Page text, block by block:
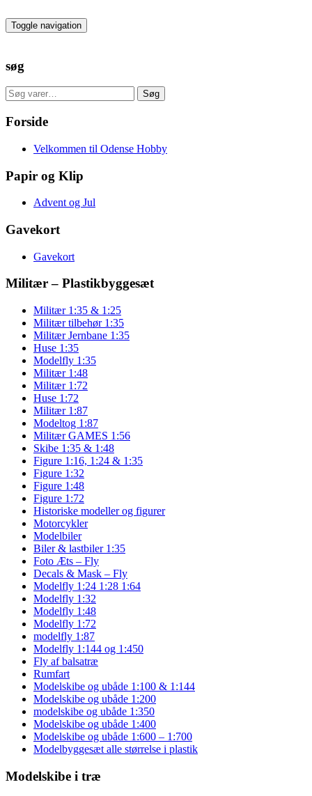
to
the
Toggle navigation
søg
Søg
efter:
Søg
Forside
Velkommen til Odense Hobby
Papir og Klip
Advent og Jul
Gavekort
Gavekort
Militær – Plastikbyggesæt
Militær 1:35 & 1:25
Militær tilbehør 1:35
Militær Jernbane 1:35
Huse 1:35
Modelfly 1:35
Militær 1:48
Militær 1:72
Huse 1:72
Militær 1:87
Modeltog 1:87
Militær GAMES 1:56
Skibe 1:35 & 1:48
Figure 1:16, 1:24 & 1:35
Figure 1:32
Figure 1:48
Figure 1:72
Historiske modeller og figurer
Motorcykler
Modelbiler
Biler & lastbiler 1:35
Foto Æts – Fly
Decals & Mask – Fly
Modelfly 1:24 1:28 1:64
Modelfly 1:32
Modelfly 1:48
Modelfly 1:72
modelfly 1:87
Modelfly 1:144 og 1:450
Fly af balsatræ
Rumfart
Modelskibe og ubåde 1:100 & 1:144
Modelskibe og ubåde 1:200
modelskibe og ubåde 1:350
Modelskibe og ubåde 1:400
Modelskibe og ubåde 1:600 – 1:700
Modelbyggesæt alle størrelse i plastik
Modelskibe i træ